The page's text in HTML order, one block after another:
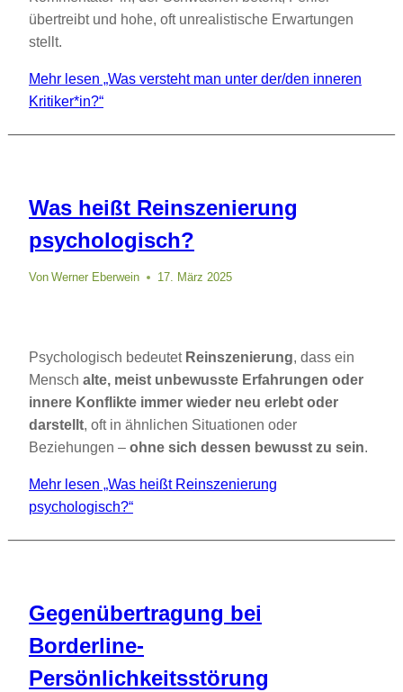
übertreibt und hohe, oft unrealistische Erwartungen
stellt.
Mehr lesen „Was versteht man unter der/den inneren
Kritiker*in?“
Was heißt Reinszenierung
psychologisch?
Von Werner Eberwein 17. März 2025
Psychologisch bedeutet Reinszenierung, dass ein
Mensch alte, meist unbewusste Erfahrungen oder
innere Konflikte immer wieder neu erlebt oder
darstellt, oft in ähnlichen Situationen oder
Beziehungen – ohne sich dessen bewusst zu sein.
Mehr lesen „Was heißt Reinszenierung
psychologisch?“
Gegenübertragung bei
Borderline-
Persönlichkeitsstörung